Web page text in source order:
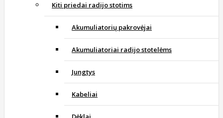
Kiti priedai radijo stotims
Akumuliatorių pakrovėjai
Akumuliatoriai radijo stotelėms
Jungtys
Kabeliai